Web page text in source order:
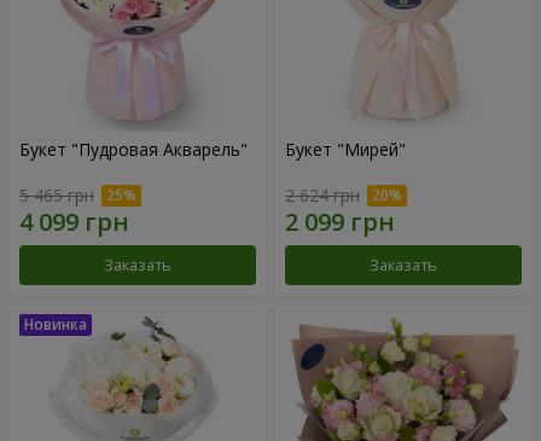
Букет "Пудровая Акварель"
5 465 грн
Заказать
Букет "Мирей"
2 624 грн
Заказать